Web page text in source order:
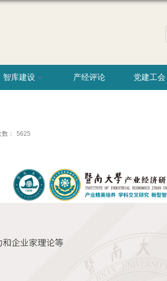
智库建设 产经评论 党建工会
： 5625